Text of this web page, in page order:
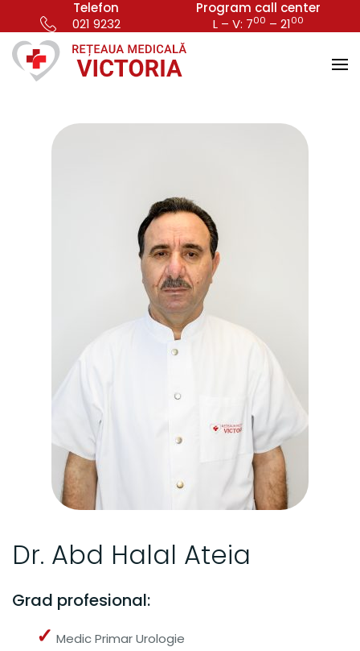
Telefon
021 9232
Program call center
L – V: 700 – 2100
Dr. Abd Halal Ateia
Grad profesional:
✓ Medic Primar Urologie